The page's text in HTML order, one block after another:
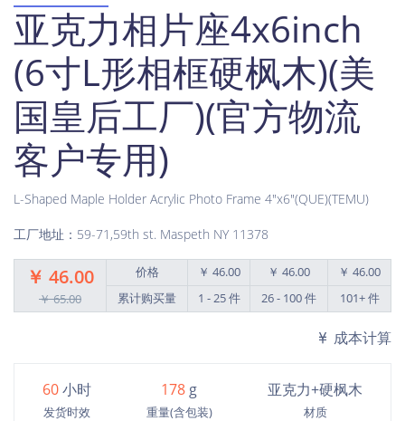
亚克力相片座4x6inch
(6寸L形相框硬枫木)(美
国皇后工厂)(官方物流
客户专用)
L-Shaped Maple Holder Acrylic Photo Frame 4"x6"(QUE)(TEMU)
工厂地址：59-71,59th st. Maspeth NY 11378
￥ 46.00
￥ 65.00
价格 ￥ 46.00 ￥ 46.00
￥ 46.00
累计购买量
1 - 25 件 26 - 100 件 101+ 件
成本计算
60小时
发货时效
178 g
重量(含包装)
亚克力+硬枫木
材质